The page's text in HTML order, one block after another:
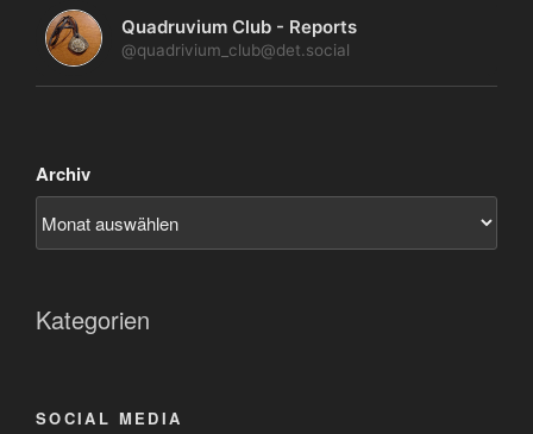
Quadruvium Club - Reports
@quadrivium_club@det.social
Archiv
Kategorien
SOCIAL MEDIA